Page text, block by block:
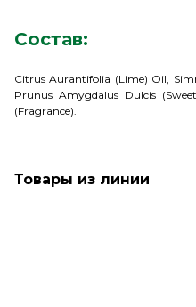
Состав:
Citrus Aurantifolia (Lime) Oil,
Prunus Amygdalus Dulcis
(Fragrance).
Товары из линии